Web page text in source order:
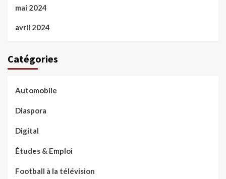
mai 2024
avril 2024
Catégories
Automobile
Diaspora
Digital
Études & Emploi
Football à la télévision